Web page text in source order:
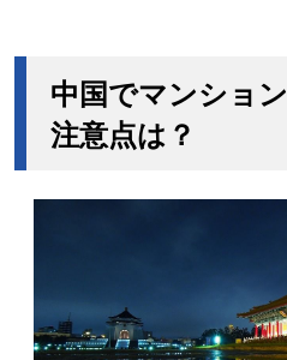
中国でマンショ
注意点は？